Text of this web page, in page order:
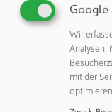
„Mit dieser Version
Entwickler die
und
bevor diese in
sind. Es bietet
technologische
Wir
Analysen.
mit der
optimieren.